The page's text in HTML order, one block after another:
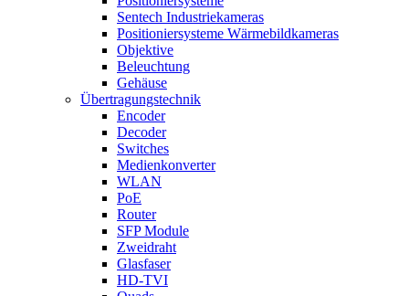
Sentech Industriekameras
Positioniersysteme Wärmebildkameras
Objektive
Beleuchtung
Gehäuse
Übertragungstechnik
Encoder
Decoder
Switches
Medienkonverter
WLAN
PoE
Router
SFP Module
Zweidraht
Glasfaser
HD-TVI